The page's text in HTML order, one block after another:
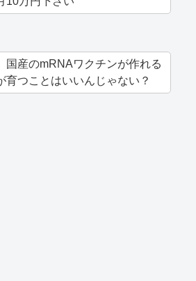
国産のmRNAワクチンが作れる
育つことはいいんじゃない？